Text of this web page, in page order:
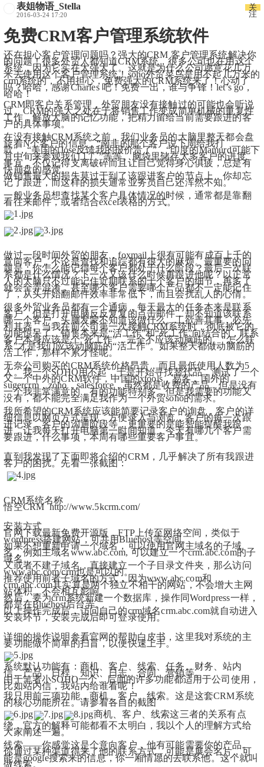
表姐物语_Stella
2016-03-24 17:20
关
注
免费CRM客户管理系统软件
还在担心客户管理问题吗？强大的CRM 客户管理系统解决你
的问题！很多外贸人都知道CRM系统，很多公司也在用这个
系统，因为它实在太强大了。这就是为什么公司愿意花几万
米去使用这个客户管理系统！soho外贸菜鸟是用不起几万米的
crm系统的，不用担心，免费强大的CRM系统来了！心动了
吗？哈哈，感谢Charles 吧！免费一出，谁与争锋！let’s go，
哈哈！
CRM即客户关系管理，外贸朋友没有接触过的可能也会听说
过。CRM的强大之处在于将销售工作变成简单机械的重复性
工作，解放大脑的记忆功能，把精力留给当前需要跟进的客
户的具体事项。
在没有接触CRM系统之前，我们业务员的大脑里整天都会盘
旋着N个客户的信息，“南非的那个客户说下周给我打
款”，“美国的Jose反馈我的报价贵了”，“印度的Mamurd可能下
月中旬来参观我们工厂”等等。脑袋里储存太多客户的进度、
事宜，不仅记得支离破碎而且让自己觉得身心俱疲，总是有
快崩盘的感觉。
做销售最大的损失莫过于到了该跟进客户的节点上，你却忘
记了跟进，而这样的损失通常业务员自己还浑然不知。
一般业务员想查找某个客户具体情况的时候，通常都是靠翻
看往来邮件，或者结合excel表格的方式。
做过一段时间外贸的朋友，foxmail上很有可能有成百上千的
意向客户，不论是查找和追踪都有很大的麻烦。最重要的问
题是：你怎么能记得每个客户都处于什么阶段？最后一次联
系都是什么情况？下一次又该什么时候再跟进他呢？以正常
人的大脑只不过能记住近期联系的十个客户的细节，再多了
就会全弄混淆，甚至哪个客户需要哪个产品都不一定能记住
了，从头开始翻邮件效率非常低下，而且会扰乱人的心情。
很多外贸业务员都有一个通病，每天最大的任务本来是联系
客户，但是打开电脑反反复复的点击邮件，却不知道该联系
哪一个客户，头脑发蒙不知道该做什么。工欲善其事，必先
利其器。当我在前公司第一次接触CRM系统时，彻底被它的
功能惊呆了。销售本来是“活工作”和“死工作”向结合的，联系
客户本身应该是个“死工作”，完全不应该动脑筋的。“怎么联
系”才是我们应该动脑筋的“活工作”。如果整天都做动脑筋的
活工作，那样不累才怪呢。
无奈公司购买的CRM系统价格昂贵，而且最低使用人数为5
人。我一个SOHO用不起，于是开始寻找替代品，测试了一个
又一个中外的CRM软件，中国的xtools，易客，国外的
sugercrm，zoho，salesforce，虽然都是收费的产品，但是没有
一个我非常满意的，有的功能特别多，但是我需要的功能又
没有，都不能完全满足我作为一个外贸soho的需求。
我所希望的CRM系统应该能简要记录客户的询盘，客户的详
细信息以网页方式呈现，方便录入与浏览，客户的每一次跟
进记录，客户的沟通阶段等，更重要的是能智能提醒我跟
进，让我每天打开电脑第一时间知道，今天有哪几个客户需
要跟进，什么事项，本周有哪些重要客户事宜。
直到我发现了下面即将介绍的CRM，几乎解决了所有我跟进
客户的困扰。先看一张截图：
CRM系统名称
悟空CRM  http://www.5kcrm.com/
安装方式
官网下载最新免费开源版，FTP上传至网络空间，类似于
wordpress搭建网站，可共用Bluehost等空间。
如果不想重新申请一个域名，可以使用官网主域名的子域
名，例如主域名www.abc.com, 可以建立一个crm.abc.com的子
域名。
又或者不建子域名，直接建立一个子目录文件夹，那么访问
www.abc.com/crm也是可以的。
推荐使用前者子域名的方式，因为www.abc.com和
crm.abc.com其实算是两个独立不相干的网站，不会增大主网
站体积，不会相互影响。
然后，要为crm系统新建一个数据库，操作同Wordpress一样，
都是在Bluehost后台弄。
以上操作完成后，访问自己的crm域名crm.abc.com就自动进入
安装环节，安装完成后即可登录使用。
详细的操作说明参看官网的帮助白皮书，这里我对系统的主
要功能做个简单的扫盲，以便快速上手。
系统默认功能有：商机、客户、线索、任务、财务、站内
信、产品、日程、知识、日志、合同、营销等。
由于笔者小SOHO一个，后面的许多功能都适用于公司使用，
比如站内信，我站内给谁看呢！
我只用前三项功能，商机、客户、线索。这是这套CRM系统
的核心功能所在。请参看各自的截图
商机、客户、线索这三者的关系有点
绕，官方的解释可能都看不太明白，我以个人的理解方式给
大家阐述一遍。
线索——你感觉这是个意向客户，他有可能需要你的产品。
你通过某种渠道得来了他的联系方式，可能是展会名片，可
能是google搜索来的信息，你一厢情愿的去联系他。这个就叫
做线索。